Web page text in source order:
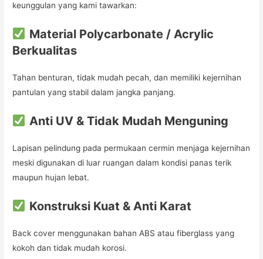
keunggulan yang kami tawarkan:
Material Polycarbonate / Acrylic
Berkualitas
Tahan benturan, tidak mudah pecah, dan memiliki kejernihan
pantulan yang stabil dalam jangka panjang.
Anti UV & Tidak Mudah Menguning
Lapisan pelindung pada permukaan cermin menjaga kejernihan
meski digunakan di luar ruangan dalam kondisi panas terik
maupun hujan lebat.
Konstruksi Kuat & Anti Karat
Back cover menggunakan bahan ABS atau fiberglass yang
kokoh dan tidak mudah korosi.